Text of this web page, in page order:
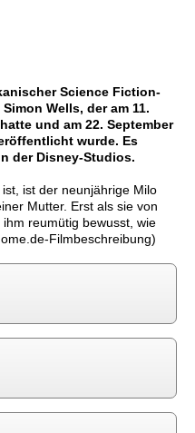
Science Fiction-
Wells, der am 11.
und am 22. September
wurde. Es
der Disney-Studios.
ist der neunjährige Milo
Mutter. Erst als sie von
reumütig bewusst, wie
Filmbeschreibung)